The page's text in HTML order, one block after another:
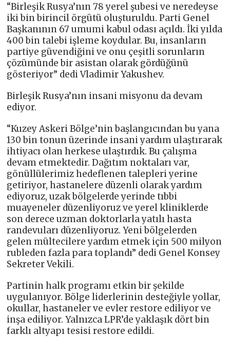
“Birleşik Rusya’nın 78 yerel şubesi ve neredeyse
iki bin birincil örgütü oluşturuldu. Parti Genel
Başkanının 67 umumi kabul odası açıldı. İki yılda
400 bin talebi işleme koydular. Bu, insanların
partiye güvendiğini ve onu çeşitli sorunların
çözümünde bir asistan olarak gördüğünü
gösteriyor” dedi Vladimir Yakushev.
Birleşik Rusya’nın insani misyonu da devam
ediyor.
“Kuzey Askeri Bölge’nin başlangıcından bu yana
130 bin tonun üzerinde insani yardım ulaştırarak
ihtiyacı olan herkese ulaştırdık. Bu çalışma
devam etmektedir. Dağıtım noktaları var,
gönüllülerimiz hedeflenen talepleri yerine
getiriyor, hastanelere düzenli olarak yardım
ediyoruz, uzak bölgelerde yerinde tıbbi
muayeneler düzenliyoruz ve yerel kliniklerde
son derece uzman doktorlarla yatılı hasta
randevuları düzenliyoruz. Yeni bölgelerden
gelen mültecilere yardım etmek için 500 milyon
rubleden fazla para toplandı” dedi Genel Konsey
Sekreter Vekili.
Partinin halk programı etkin bir şekilde
uygulanıyor. Bölge liderlerinin desteğiyle yollar,
okullar, hastaneler ve evler restore ediliyor ve
inşa ediliyor. Yalnızca LPR’de yaklaşık dört bin
farklı altyapı tesisi restore edildi.